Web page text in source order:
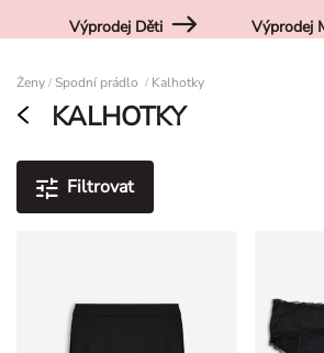
Výprodej Děti
Výprodej
Ženy / Spodní prádlo / Kalhotky
KALHOTKY
Filtrovat